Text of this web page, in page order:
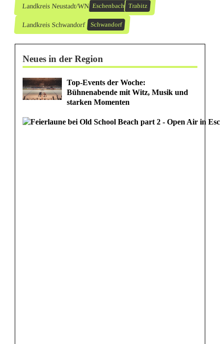
r
a
b
Landkreis Neustadt/WN Eschenbach Trabitz
Landkreis Schwandorf Schwandorf
Neues in der Region
Top-Events der Woche:
Bühnenabende mit Witz, Musik und
starken Momenten